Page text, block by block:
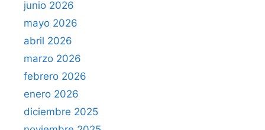
junio 2026
mayo 2026
abril 2026
marzo 2026
febrero 2026
enero 2026
diciembre 2025